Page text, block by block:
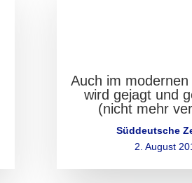
Auch im
wird gejagt und
(nicht mehr
Süddeutsche
2. August